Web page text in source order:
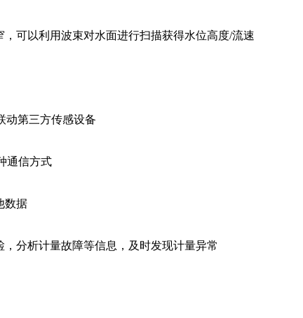
以利用波束对水面进行扫描获得水位高度/流速
动第三方传感设备
通信方式
数据
分析计量故障等信息，及时发现计量异常